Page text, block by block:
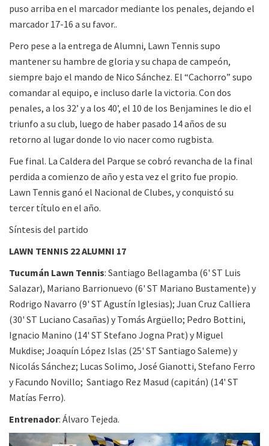
puso arriba en el marcador mediante los penales, dejando el
marcador 17-16 a su favor..
Pero pese a la entrega de Alumni, Lawn Tennis supo
mantener su hambre de gloria y su chapa de campeón,
siempre bajo el mando de Nico Sánchez. El “Cachorro” supo
comandar al equipo, e incluso darle la victoria. Con dos
penales, a los 32’ y a los 40’, el 10 de los Benjamines le dio el
triunfo a su club, luego de haber pasado 14 años de su
retorno al lugar donde lo vio nacer como rugbista.
Fue final. La Caldera del Parque se cobró revancha de la final
perdida a comienzo de año y esta vez el grito fue propio.
Lawn Tennis ganó el Nacional de Clubes, y conquistó su
tercer título en el año.
Síntesis del partido
LAWN TENNIS 22 ALUMNI 17
Tucumán Lawn Tennis: Santiago Bellagamba (6' ST Luis
Salazar), ⁠Mariano Barrionuevo (6' ST Mariano Bustamente) y
Rodrigo Navarro (9' ST Agustín Iglesias); ⁠Juan Cruz Calliera
(30' ST Luciano Casañas) y ⁠Tomás Argüello; ⁠Pedro Bottini,
⁠Ignacio Manino (14' ST Stefano Jogna Prat) y ⁠Miguel
Mukdise; ⁠Joaquín López Islas (25' ST Santiago Saleme) y
⁠Nicolás Sánchez; ⁠Lucas Solimo, ⁠José Gianotti, ⁠Stefano Ferro
y ⁠Facundo Novillo; ⁠Santiago Rez Masud (capitán) (14' ST
Matías Ferro).
Entrenador: Álvaro Tejeda.